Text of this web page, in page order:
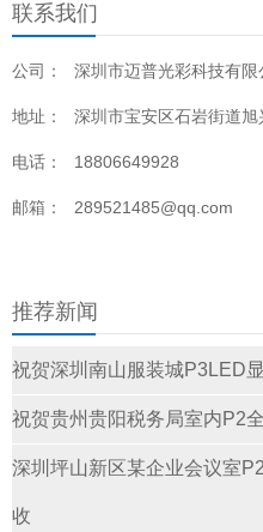
联系我们
公司： 深圳市迈普光彩科技有限
地址： 深圳市宝安区石岩街道
电话： 18806649928
邮箱： 289521485@qq.com
推荐新闻
祝贺深圳南山服装城P3LED
祝贺贵州贵阳税务局室内P2
深圳坪山新区某企业会议室
收